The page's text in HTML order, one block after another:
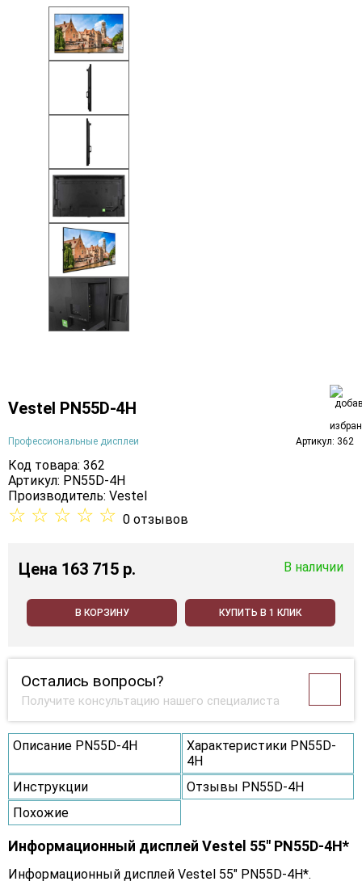
Vestel PN55D-4H
Профессиональные дисплеи Артикул: 362
Код товара: 362
Артикул: PN55D-4H
Производитель: Vestel
☆ ☆ ☆ ☆ ☆ 0 отзывов
Цена 163 715 p. В наличии
В КОРЗИНУ КУПИТЬ В 1 КЛИК
Остались вопросы?
Получите консультацию нашего специалиста
Описание PN55D-4H
Характеристики PN55D-
4H
Инструкции
Отзывы PN55D-4H
Похожие
Информационный дисплей Vestel 55" PN55D-4H*
Информационный дисплей Vestel 55" PN55D-4H*.